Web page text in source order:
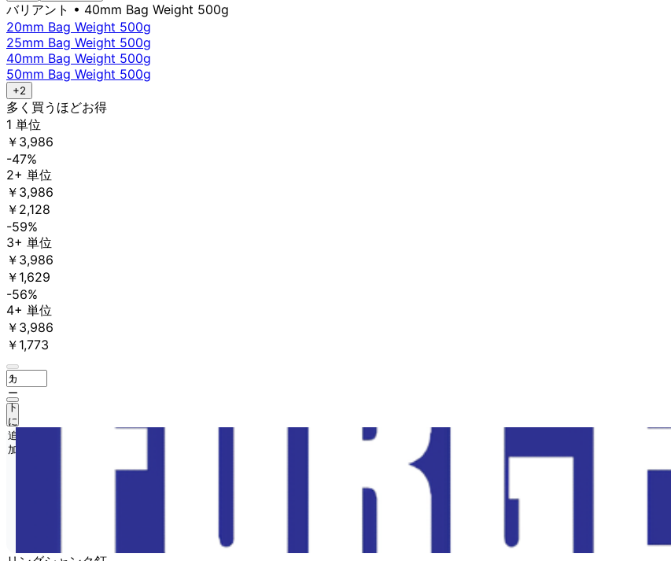
バリアント • 40mm Bag Weight 500g
20mm Bag Weight 500g
25mm Bag Weight 500g
40mm Bag Weight 500g
50mm Bag Weight 500g
+2
多く買うほどお得
1 単位
￥3,986
-47%
2+ 単位
￥3,986
￥2,128
-59%
3+ 単位
￥3,986
￥1,629
-56%
4+ 単位
￥3,986
￥1,773
カ
ー
ト
に
追
加